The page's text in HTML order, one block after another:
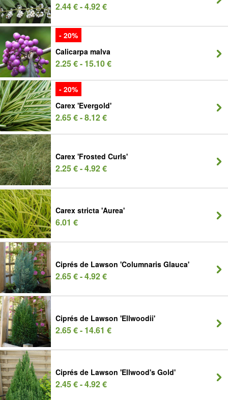
2.44 € - 4.92 €
- 20%
Calicarpa malva
2.25 € - 15.10 €
- 20%
Carex 'Evergold'
2.65 € - 8.12 €
Carex 'Frosted Curls'
2.25 € - 4.92 €
Carex stricta 'Aurea'
6.01 €
Ciprés de Lawson 'Columnaris Glauca'
2.65 € - 4.92 €
Ciprés de Lawson 'Ellwoodii'
2.65 € - 14.61 €
Ciprés de Lawson 'Ellwood's Gold'
2.45 € - 4.92 €